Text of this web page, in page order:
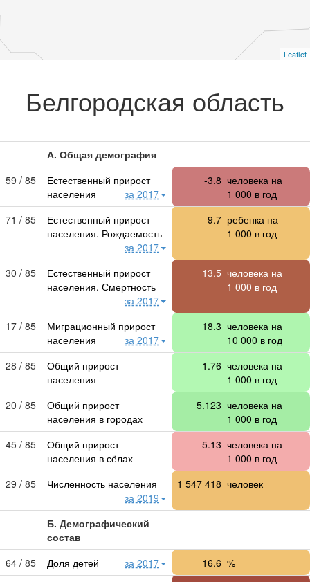
Leaflet
Белгородская область
А. Общая демография
59 / 85
Естественный прирост
населения
за 2017
-3.8 человека на
1 000 в год
71 / 85
Естественный прирост
населения. Рождаемость
за 2017
9.7 ребенка на
1 000 в год
30 / 85
Естественный прирост
населения. Смертность
за 2017
13.5 человека на
1 000 в год
17 / 85
Миграционный прирост
населения
за 2017
18.3 человека на
10 000 в год
28 / 85
Общий прирост
населения
1.76 человека на
1 000 в год
20 / 85
Общий прирост
населения в городах
5.123 человека на
1 000 в год
45 / 85
Общий прирост
населения в сёлах
-5.13 человека на
1 000 в год
29 / 85
Численность населения
за 2019
1 547 418 человек
Б. Демографический
состав
64 / 85
Доля детей за 2017 16.6 %